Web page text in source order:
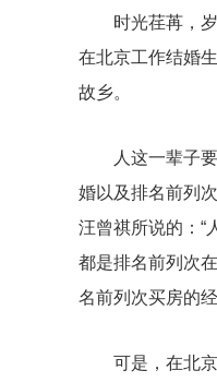
时光荏苒，
在北京工作结婚
故乡。
人这一辈子
婚以及排名前列
汪曾祺所说的：“
都是排名前列次
名前列次买房的
可是，在北